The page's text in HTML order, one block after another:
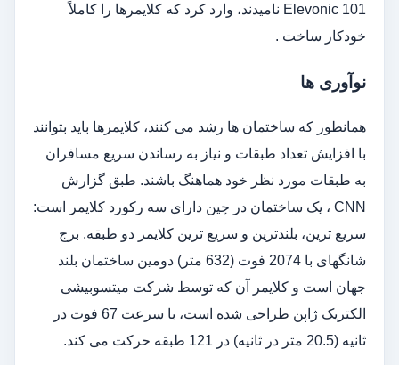
Elevonic 101 نامیدند، وارد کرد که کلایمرها را کاملاً
خودکار ساخت .
نوآوری ها
همانطور که ساختمان ها رشد می کنند، کلایمرها باید بتوانند
با افزایش تعداد طبقات و نیاز به رساندن سریع مسافران
به طبقات مورد نظر خود هماهنگ باشند. طبق گزارش
CNN ، یک ساختمان در چین دارای سه رکورد کلایمر است:
سریع ترین، بلندترین و سریع ترین کلایمر دو طبقه. برج
شانگهای با 2074 فوت (632 متر) دومین ساختمان بلند
جهان است و کلایمر آن که توسط شرکت میتسوبیشی
الکتریک ژاپن طراحی شده است، با سرعت 67 فوت در
ثانیه (20.5 متر در ثانیه) در 121 طبقه حرکت می کند.